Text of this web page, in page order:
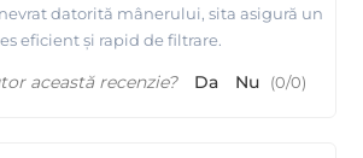
datorită mânerului, sita asigură un
eficient și rapid de filtrare.
această recenzie? Da Nu (0/0)